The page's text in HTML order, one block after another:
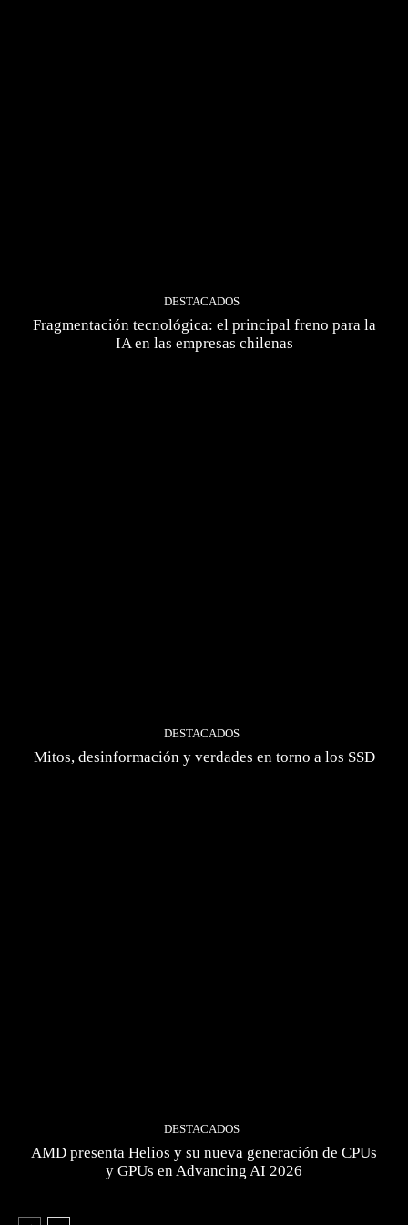
DESTACADOS
Fragmentación tecnológica: el principal freno para la
IA en las empresas chilenas
DESTACADOS
Mitos, desinformación y verdades en torno a los SSD
DESTACADOS
AMD presenta Helios y su nueva generación de CPUs
y GPUs en Advancing AI 2026